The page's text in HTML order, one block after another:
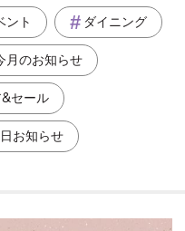
ント ダイニング
月のお知らせ
セール
お知らせ